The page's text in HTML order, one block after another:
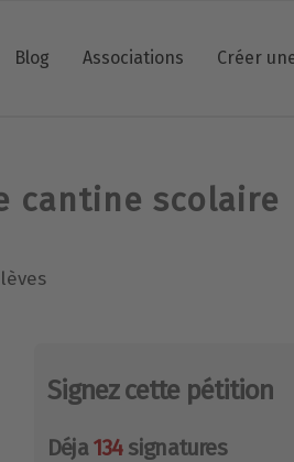
Blog Associations Créer
cantine scolaire
Signez cette pétition
Déja134signatures